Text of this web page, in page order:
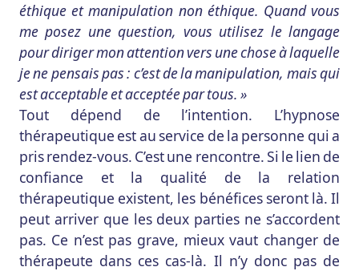
éthique et manipulation non éthique. Quand vous
me posez une question, vous utilisez le langage
pour diriger mon attention vers une chose à laquelle
je ne pensais pas : c’est de la manipulation, mais qui
est acceptable et acceptée par tous. »
Tout dépend de l’intention. L’hypnose
thérapeutique est au service de la personne qui a
pris rendez-vous. C’est une rencontre. Si le lien de
confiance et la qualité de la relation
thérapeutique existent, les bénéfices seront là. Il
peut arriver que les deux parties ne s’accordent
pas. Ce n’est pas grave, mieux vaut changer de
thérapeute dans ces cas-là. Il n’y donc pas de